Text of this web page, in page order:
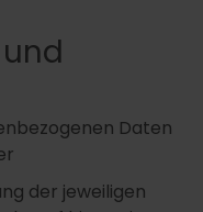
Daten
der jeweiligen